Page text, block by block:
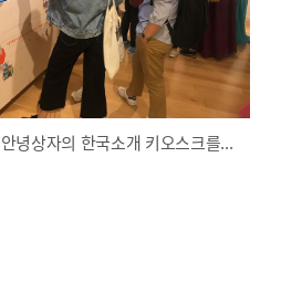
안녕상자의 한국소개 키오스크를...